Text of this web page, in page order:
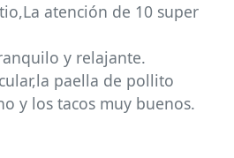
atención de 10 super
y relajante.
paella de pollito
y los tacos muy buenos.